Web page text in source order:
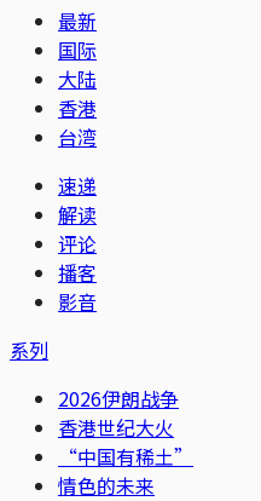
最新
国际
大陆
香港
台湾
速递
解读
评论
播客
影音
系列
2026伊朗战争
香港世纪大火
“中国有稀土”
情色的未来